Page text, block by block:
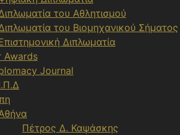
του Αθλητισμού
του Βιομηχανικού Σήματος
Διπλωματία
Awards
Journal
Πέτρος Δ. Καψάσκης